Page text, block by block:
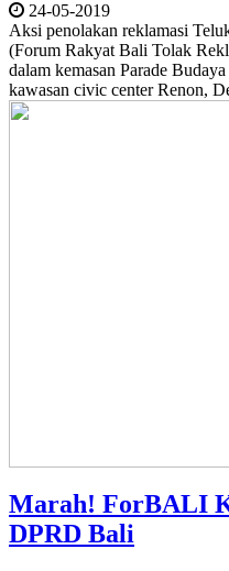
24-05-2019
Aksi penolakan reklamasi
(Forum Rakyat Bali Tolak
dalam kemasan Parade
kawasan civic center Renon,
Marah! ForBALI
DPRD Bali